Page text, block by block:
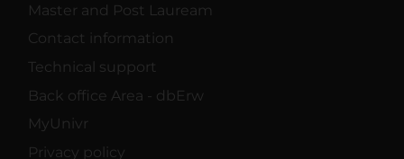
Master and Post Lauream
Contact information
Technical support
Back office Area - dbErw
MyUnivr
Privacy policy